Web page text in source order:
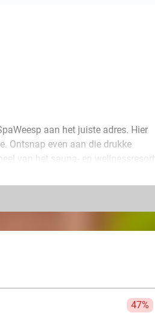
aan het juiste adres. Hier
Ontsnap even aan die drukke
van het sauna- en wellnessresort
er zijn diverse sauna's met
rondje sauna kan je heerlijk
is tot jouw beschikking,
47%